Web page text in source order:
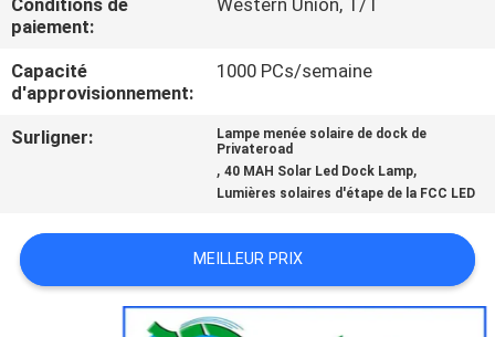
DE
QUALITÉ
CONTACTER
NOUVELLES
CAS
Conditions de
paiement:
Western Union, T/T
Capacité
d'approvisionnement:
1000 PCs/semaine
Surligner:
Lampe menée solaire de dock de
Privateroad
,40 MAH Solar Led Dock Lamp,
Lumières solaires d'étape de la FCC LED
MEILLEUR PRIX